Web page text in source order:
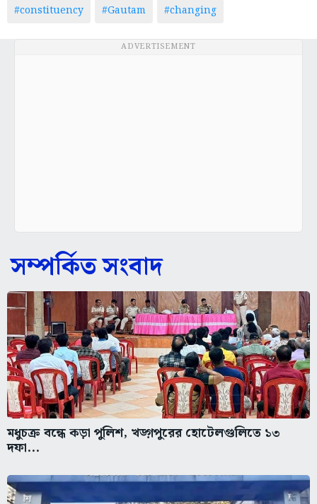
#constituency #Gautam #changing
ADVERTISEMENT
সম্পর্কিত সংবাদ
মধুচক্র বন্ধে কড়া পুলিশ, খড়্গপুরের হোটেলগুলিতে ১৩
দফা...